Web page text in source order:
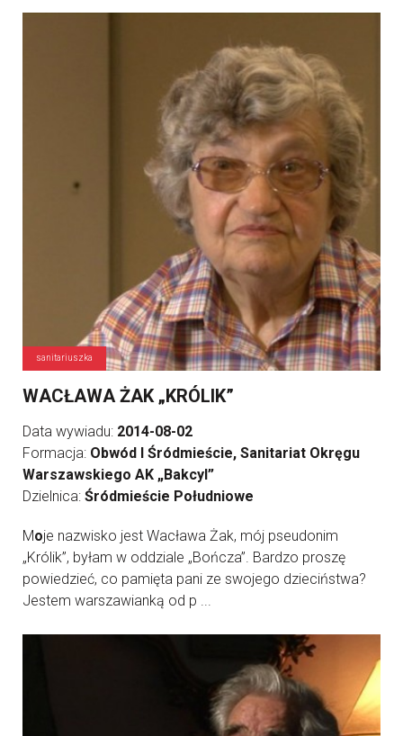
sanitariuszka
WACŁAWA ŻAK „KRÓLIK”
Data wywiadu: 2014-08-02
Formacja: Obwód I Śródmieście, Sanitariat Okręgu
Warszawskiego AK „Bakcyl”
Dzielnica: Śródmieście Południowe
Moje nazwisko jest Wacława Żak, mój pseudonim
„Królik”, byłam w oddziale „Bończa”. Bardzo proszę
powiedzieć, co pamięta pani ze swojego dzieciństwa?
Jestem warszawianką od p ...